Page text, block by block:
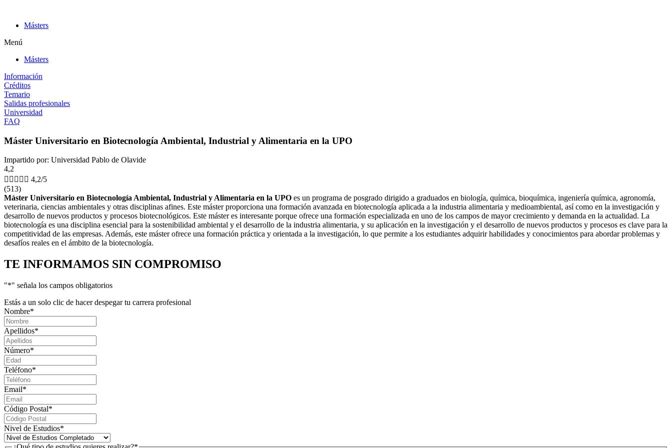
contenidoMásters
Menú
Másters
Información
Créditos
Temario
Salidas profesionales
Universidad
FAQ
Máster Universitario en Biotecnología Ambiental, Industrial y Alimentaria en la UPO
Impartido por: Universidad Pablo de Olavide
4,2
     4,2/5
(513)
Máster Universitario en Biotecnología Ambiental, Industrial y Alimentaria en la UPO es un programa de posgrado dirigido a graduados en biología, química, bioquímica, ingeniería química, agronomía,
veterinaria, ciencias ambientales y otras disciplinas afines. Este máster proporciona una formación avanzada en biotecnología aplicada a la industria alimentaria y medioambiental, así como en la investigación y
desarrollo de nuevos productos y procesos biotecnológicos. Este máster es interesante porque ofrece una formación especializada en uno de los campos de mayor crecimiento y demanda en la actualidad. La
biotecnología es una disciplina esencial para la sostenibilidad ambiental y el desarrollo de la industria alimentaria, y su aplicación en la investigación y el desarrollo de nuevos productos y procesos es clave para la
competitividad de las empresas. Además, este máster ofrece una formación práctica y orientada a la investigación, lo que permite a los estudiantes adquirir habilidades y conocimientos para abordar problemas y
desafíos reales en el ámbito de la biotecnología.
TE INFORMAMOS SIN COMPROMISO
"*" señala los campos obligatorios
Estás a un solo clic de hacer despegar tu carrera profesional
Nombre*
Apellidos*
Número*
Teléfono*
Email*
Código Postal*
Nivel de Estudios*